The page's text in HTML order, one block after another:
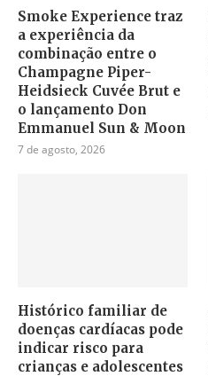
Smoke Experience traz
a experiência da
combinação entre o
Champagne Piper-
Heidsieck Cuvée Brut e
o lançamento Don
Emmanuel Sun & Moon
7 de agosto, 2026
Histórico familiar de
doenças cardíacas pode
indicar risco para
crianças e adolescentes